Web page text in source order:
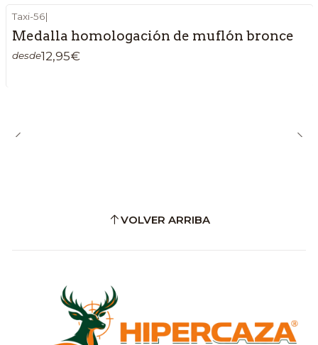
Taxi-56|
Medalla homologación de muflón bronce
desde12,95€
VOLVER ARRIBA